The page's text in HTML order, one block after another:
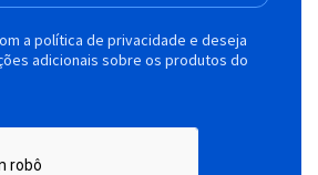
a política de privacidade e deseja
adicionais sobre os produtos do